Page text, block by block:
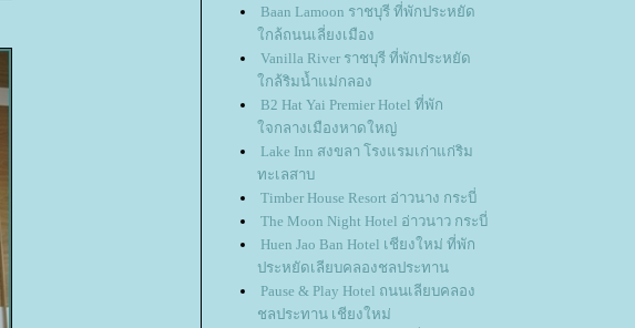
Baan Lamoon ราชบุรี ที่พักประหยัด
กล้ถนนเลี่ยงเมือง
Vanilla River ราชบุรี ที่พักประหยัด
กล้ริมน้ำแม่กลอง
B2 Hat Yai Premier Hotel ที่พัก
จกลางเมืองหาดใหญ่
Lake Inn สงขลา โรงแรมเก่าแก่ริม
ทะเลสาบ
Timber House Resort อ่าวนาง กระบี่
The Moon Night Hotel อ่าวนาว กระบี่
Huen Jao Ban Hotel เชียงใหม่ ที่พัก
ประหยัดเลียบคลองชลประทาน
Pause & Play Hotel ถนนเลียบคลอง
ชลประทาน เชียงใหม่